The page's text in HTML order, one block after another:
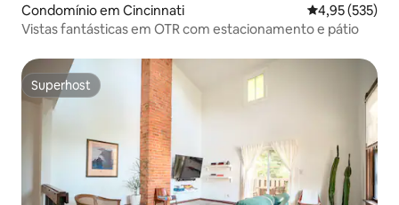
Condomínio em Cincinnati Classificação
4,95 (535)
Vistas fantásticas em OTR com estacionamento e pátio
Superhost
Superhost